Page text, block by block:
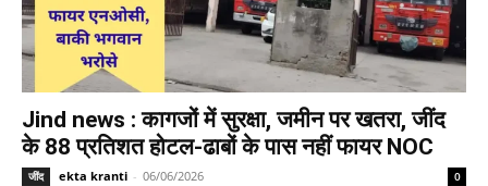
Jind news : कागजों में सुरक्षा, जमीन पर खतरा, जींद
के 88 प्रतिशत होटल-ढाबों के पास नहीं फायर NOC
जींद ekta kranti - 06/06/2026 0